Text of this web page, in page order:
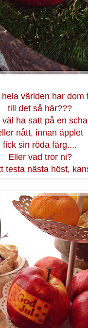
hela världen har dom
till det så här???
väl ha satt på en
nått, innan äpplet
fick sin röda färg....
Eller vad tror ni?
testa nästa höst,